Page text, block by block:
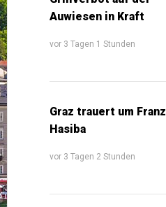
Auwiesen in Kraft
vor 3 Tagen 1 Stunden
Graz trauert um Franz
Hasiba
vor 3 Tagen 2 Stunden